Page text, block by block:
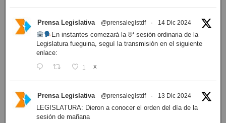
Prensa Legislativa @prensalegistdf · 14 Dic 2024
En instantes comezará la 8ª sesión ordinaria de la
Legislatura fueguina, seguí la transmisión en el siguiente
enlace:
1 X
Prensa Legislativa @prensalegistdf · 13 Dic 2024
LEGISLATURA: Dieron a conocer el orden del día de la
sesión de mañana